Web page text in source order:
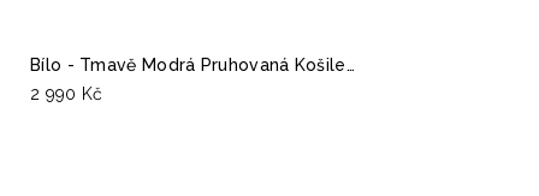
Bílo - Tmavě Modrá Pruhovaná Košile…
2 990 Kč